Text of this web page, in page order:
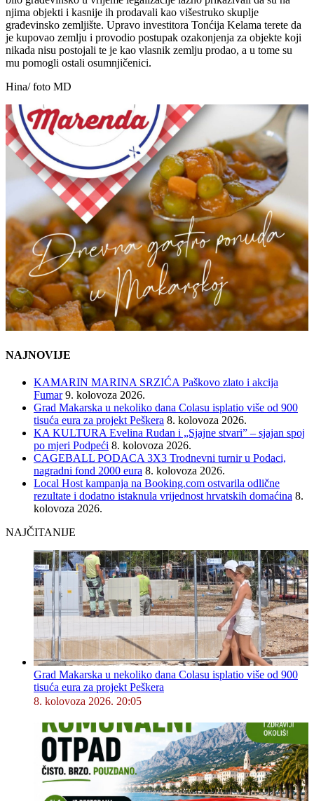
njima objekti i kasnije ih prodavali kao višestruko skuplje
građevinsko zemljište. Upravo investitora Tonćija Kelama terete da
je kupovao zemlju i provodio postupak ozakonjenja za objekte koji
nikada nisu postojali te je kao vlasnik zemlju prodao, a u tome su
mu pomogli ostali osumnjičenici.
Hina/ foto MD
NAJNOVIJE
KAMARIN MARINA SRZIĆA Paškovo zlato i akcija
Fumar 9. kolovoza 2026.
Grad Makarska u nekoliko dana Colasu isplatio više od 900
tisuća eura za projekt Peškera 8. kolovoza 2026.
KA KULTURA Evelina Rudan i „Sjajne stvari” – sjajan spoj
po mjeri Podpeći 8. kolovoza 2026.
CAGEBALL PODACA 3X3 Trodnevni turnir u Podaci,
nagradni fond 2000 eura 8. kolovoza 2026.
Local Host kampanja na Booking.com ostvarila odlične
rezultate i dodatno istaknula vrijednost hrvatskih domaćina 8.
kolovoza 2026.
NAJČITANIJE
Grad Makarska u nekoliko dana Colasu isplatio više od 900
tisuća eura za projekt Peškera
8. kolovoza 2026. 20:05